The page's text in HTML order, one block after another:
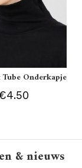
Onderkapje
& nieuws